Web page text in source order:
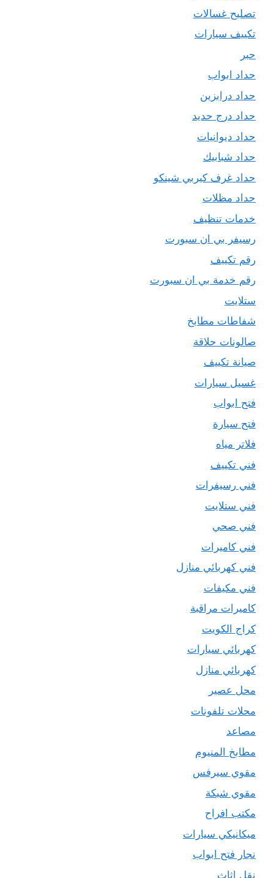
تصليح غسالات
تكييف سيارات
حبر
حداد ابواب
حداد درابزين
حداد درج حديد
حداد ديوانيات
حداد شبابيك
حداد غرف كيربي شينكو
حداد مظلات
خدمات تنظيف
رسيفر بي ان سبورت
رقم تكييف
رقم خدمة بي ان سبورت
ستلايت
شفاطات مطابخ
صالونات حلاقة
صيانة تكييف
غسيل سيارات
فتح ابواب
فتح سيارة
فلاتر مياه
فني تكييف
فني رسيفرات
فني ستلايت
فني صحي
فني كاميرات
فني كهربائي منازل
فني مكيفات
كاميرات مراقبة
كراج الكويت
كهربائي سيارات
كهربائي منازل
محل عصير
محلات تلفونات
مصاعد
مطابخ المنيوم
مقوي سيرفس
مقوي شبكة
مكتب افراح
ميكانيكي سيارات
نجار فتح ابواب
نقل اثاث